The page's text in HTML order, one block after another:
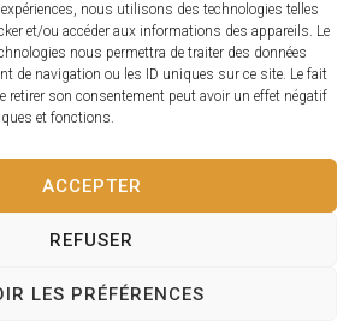
nous utilisons des technologies telles
et/ou accéder aux informations des appareils. Le
nous permettra de traiter des données
de navigation ou les ID uniques sur ce site. Le fait
retirer son consentement peut avoir un effet négatif
et fonctions.
ACCEPTER
REFUSER
LES PRÉFÉRENCES
|Développé par
© 2026 | Nous sommes un service